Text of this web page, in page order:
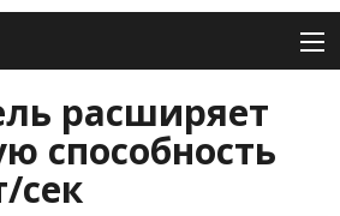
расширяет
способность
сек